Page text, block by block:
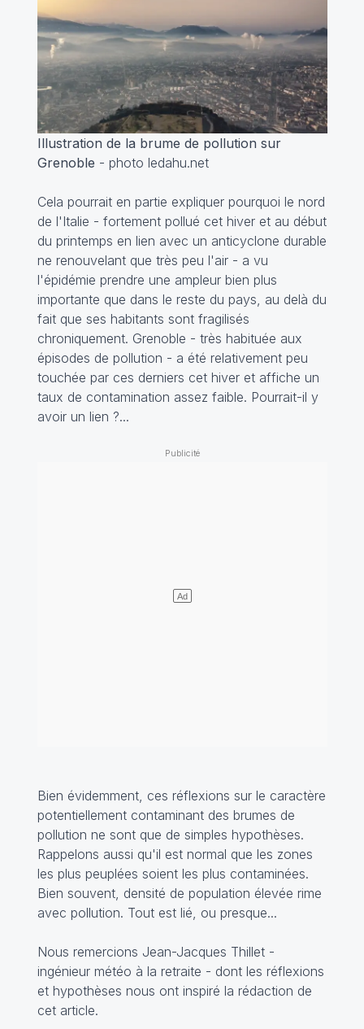
Illustration de la brume de pollution sur
Grenoble - photo ledahu.net
Cela pourrait en partie expliquer pourquoi le nord
de l'Italie - fortement pollué cet hiver et au début
du printemps en lien avec un anticyclone durable
ne renouvelant que très peu l'air - a vu
l'épidémie prendre une ampleur bien plus
importante que dans le reste du pays, au delà du
fait que ses habitants sont fragilisés
chroniquement. Grenoble - très habituée aux
épisodes de pollution - a été relativement peu
touchée par ces derniers cet hiver et affiche un
taux de contamination assez faible. Pourrait-il y
avoir un lien ?...
Bien évidemment, ces réflexions sur le caractère
potentiellement contaminant des brumes de
pollution ne sont que de simples hypothèses.
Rappelons aussi qu'il est normal que les zones
les plus peuplées soient les plus contaminées.
Bien souvent, densité de population élevée rime
avec pollution. Tout est lié, ou presque...
Nous remercions Jean-Jacques Thillet -
ingénieur météo à la retraite - dont les réflexions
et hypothèses nous ont inspiré la rédaction de
cet article.